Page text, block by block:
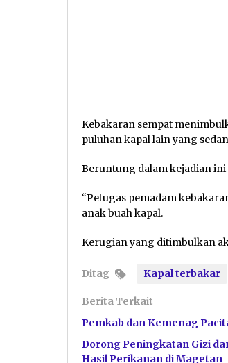
Kebakaran sempat
puluhan kapal lain yang
Beruntung dalam kejadian
“Petugas pemadam
anak buah kapal.
Kerugian yang ditimbulkan
Ditag Kapal terbakar
Berita Terkait
Pemkab dan Kemenag
Dorong Peningkatan Gizi
Hasil Perikanan di Magetan